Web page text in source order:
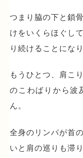
つまり脇の下と鎖
けをいくらほぐし
り続けることになり
もうひとつ、肩こ
のこわばりから波
ん。
全身のリンパが首
いと肩の巡りも滞